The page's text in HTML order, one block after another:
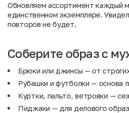
Обновляем ассортимент каждый
единственном экземпляре.
повторов не будет.
Соберите образ с
Брюки или джинсы — от
Рубашки ифутболки — основа
Куртки, пальто, ветровки —
Пиджаки — для делового